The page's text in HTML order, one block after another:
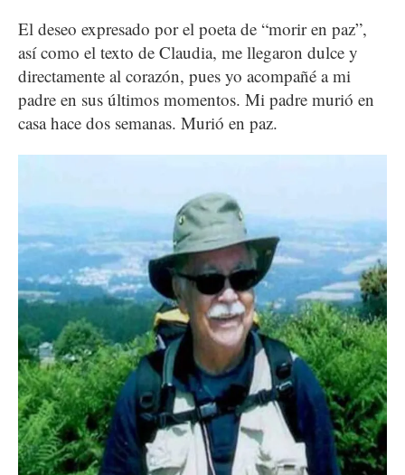
El deseo expresado por el poeta de “morir en paz”,
así como el texto de Claudia, me llegaron dulce y
directamente al corazón, pues yo acompañé a mi
padre en sus últimos momentos. Mi padre murió en
casa hace dos semanas. Murió en paz.